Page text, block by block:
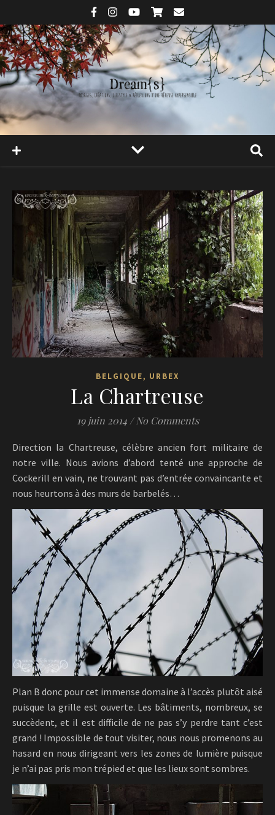
BELGIQUE, URBEX
La Chartreuse
19 juin 2014 / No Comments
Direction la Chartreuse, célèbre ancien fort militaire de
notre ville. Nous avions d’abord tenté une approche de
Cockerill en vain, ne trouvant pas d’entrée convaincante et
nous heurtons à des murs de barbelés…
Plan B donc pour cet immense domaine à l’accès plutôt aisé
puisque la grille est ouverte. Les bâtiments, nombreux, se
succèdent, et il est difficile de ne pas s’y perdre tant c’est
grand ! Impossible de tout visiter, nous nous promenons au
hasard en nous dirigeant vers les zones de lumière puisque
je n’ai pas pris mon trépied et que les lieux sont sombres.